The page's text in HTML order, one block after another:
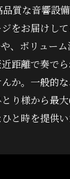
質な音響設
をお届けし
、ボリュー
距離で奏で
か。一般的
り様から最
と時を提供い